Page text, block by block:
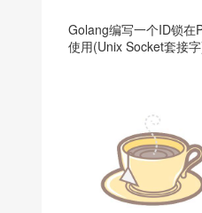
Golang编写一个ID锁在
使用(Unix Socket套接